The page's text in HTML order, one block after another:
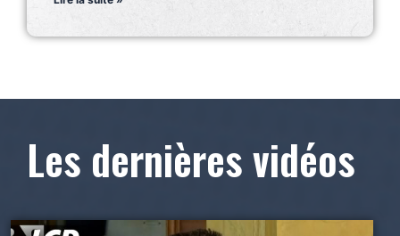
Les dernières vidéos